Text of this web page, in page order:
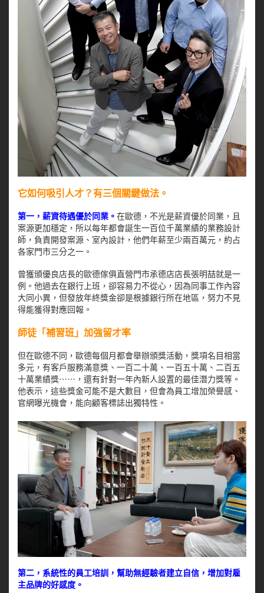
它如何吸引人才？有三個關鍵做法。
第一，薪資待遇優於同業。 在歐德，不光是薪資優於同業，且
案源更加穩定，所以每年都會誕生一百位千萬業績的業務設計
師，負責開發案源、室內設計，他們年薪至少兩百萬元，約占
各家門市三分之一。
曾獲頒優良店長的歐德傢俱直營門市承德店店長張明喆就是一
例。他過去在銀行上班，卻容易力不從心，因為同事工作內容
大同小異，但發放年終獎金卻是根據銀行所在地區，努力不見
得能獲得對應回報。
師徒「補習班」加強留才率
但在歐德不同，歐德每個月都會舉辦頒獎活動，獎項名目相當
多元，有客戶服務滿意獎、一百二十萬、一百五十萬、二百五
十萬業績獎⋯⋯，還有針對一年內新人設置的最佳潛力獎等。
他表示，這些獎金可能不是大數目，但會為員工增加榮譽感、
官網曝光機會，能向顧客標誌出獨特性。
第二，系統性的員工培訓，幫助無經驗者建立自信，增加對雇
主品牌的好感度。